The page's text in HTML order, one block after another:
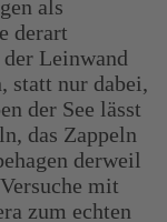
als
derart
Leinwand
statt nur dabei,
der See lässt
das Zappeln
derweil
mit
zum echten